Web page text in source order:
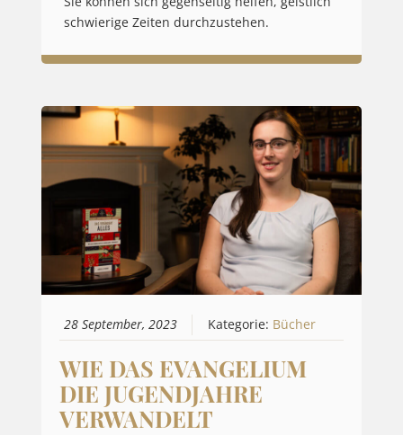
schwierige Zeiten durchzustehen.
28 September, 2023 Kategorie: Bücher
WIE DAS EVANGELIUM
DIE JUGENDJAHRE
VERWANDELT